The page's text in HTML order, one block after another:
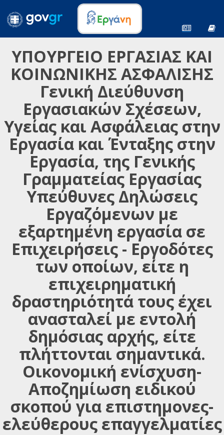
ΥΠΟΥΡΓΕΙΟ ΕΡΓΑΣΙΑΣ ΚΑΙ
ΚΟΙΝΩΝΙΚΗΣ ΑΣΦΑΛΙΣΗΣ
Γενική Διεύθυνση
Εργασιακών Σχέσεων,
Υγείας και Ασφάλειας στην
Εργασία και Ένταξης στην
Εργασία, της Γενικής
Γραμματείας Εργασίας
Υπεύθυνες Δηλώσεις
Εργαζόμενων με
εξαρτημένη εργασία σε
Επιχειρήσεις - Εργοδότες
των οποίων, είτε η
επιχειρηματική
δραστηριότητά τους έχει
ανασταλεί με εντολή
δημόσιας αρχής, είτε
πλήττονται σημαντικά.
Οικονομική ενίσχυση-
Αποζημίωση ειδικού
σκοπού για επιστημονες-
ελεύθερους επαγγελματίες